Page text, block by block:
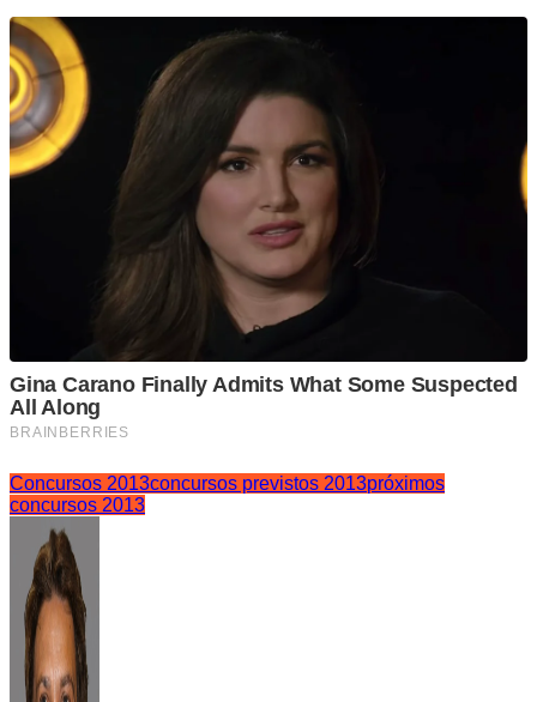
Concursos 2013concursos previstos 2013próximos
concursos 2013